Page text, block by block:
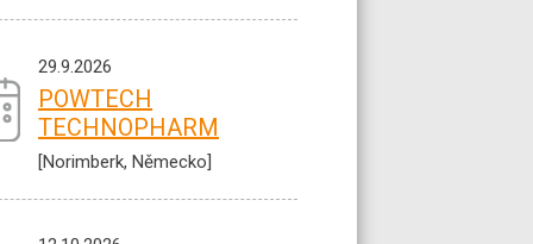
29.9.2026
POWTECH
TECHNOPHARM
[Norimberk, Německo]